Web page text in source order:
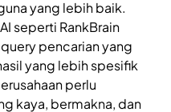
yang lebih baik.
seperti RankBrain
pencarian yang
yang lebih spesifik
perlu
kaya, bermakna, dan